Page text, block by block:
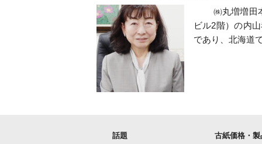
㈱丸増増田本
ビル2階）の内
であり、北海道
話題
古紙価格・製